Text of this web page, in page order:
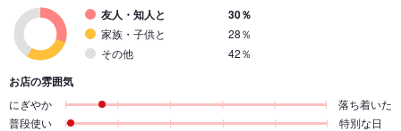
友人・知人と
30％
家族・子供と
28％
その他
42％
お店の雰囲気
にぎやか
落ち着いた
普段使い
特別な日